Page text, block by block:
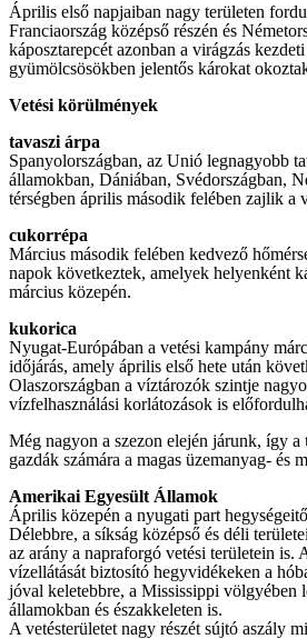
Április első napjaiban nagy területen
Franciaország középső részén és
káposztarepcét azonban a virágzás
gyümölcsösökben jelentős károkat
Vetési körülmények
tavaszi árpa
Spanyolországban, az Unió legnagyobb
államokban, Dániában, Svédországban,
térségben április második felében zajlik a
cukorrépa
Március második felében kedvező
napok következtek, amelyek helyenként
március közepén.
kukorica
Nyugat-Európában a vetési kampány
időjárás, amely április első hete után
Olaszországban a víztározók szintje
vízfelhasználási korlátozások is
Még nagyon a szezon elején járunk, így a
gazdák számára a magas üzemanyag-
Amerikai Egyesült Államok
Április közepén a nyugati part
Délebbre, a síkság középső és déli
az arány a napraforgó vetési területein
vízellátását biztosító hegyvidékeken a
jóval keletebbre, a Mississippi völgyében
államokban és északkeleten is.
A vetésterületet nagy részét sújtó aszály